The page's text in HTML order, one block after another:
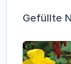
Gefüllte
Images